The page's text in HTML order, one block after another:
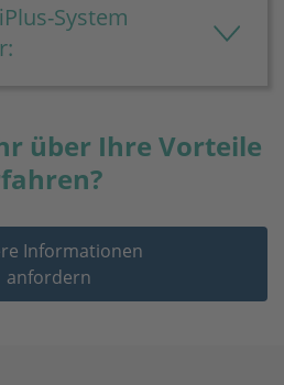
System
über Ihre Vorteile
Informationen
anfordern